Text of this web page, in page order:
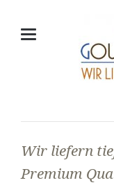
Wir liefern
Premium